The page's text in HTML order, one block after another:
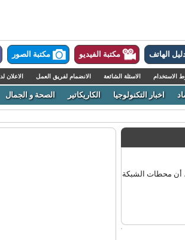
الهاتف مكتبة الفيديو مكتبة الصور
الاسئلة الشائعة الانضمام لفريق العمل الاعلان لدينا
اخبار التكنولوجيا الكاريكاتير الصحة و الجمال
أن محطات الشبكة